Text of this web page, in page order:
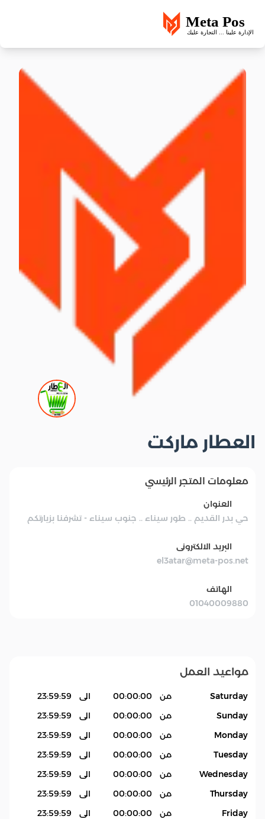
العطار ماركت
معلومات المتجر الرئيسي
العنوان
حي بدر القديم .. طور سيناء .. جنوب سيناء - تشرفنا بزيارتكم
البريد الالكترونى
el3atar@meta-pos.net
الهاتف
01040009880
مواعيد العمل
Saturday من 00:00:00 الى
23:59:59
Sunday
من 00:00:00 الى
23:59:59
Monday
من 00:00:00 الى
23:59:59
Tuesday
من 00:00:00 الى
23:59:59
Wednesday
من 00:00:00 الى
23:59:59
Thursday
من 00:00:00 الى
23:59:59
Friday
من 00:00:00 الى 23:59:59